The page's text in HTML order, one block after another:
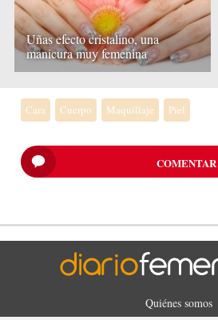
Uñas efecto cristalino, una
manicura muy femenina
Cara Cuerpo Maquillaje Piel
COMENTAR
Quiénes somos